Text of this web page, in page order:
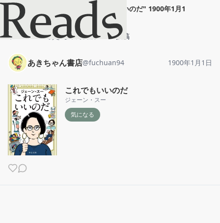
これでもいいのだ" 1900年1月1
日
ホーム
あきちゃん書店 投稿
あきちゃん書店@fuchuan94 1900年1月1日
これでもいいのだ
ジェーン・スー
気になる